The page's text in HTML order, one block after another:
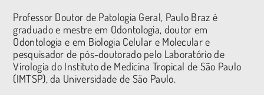
Professor Doutor de Patologia Geral, Paulo Braz é
graduado e mestre em Odontologia, doutor em
Odontologia e em Biologia Celular e Molecular e
pesquisador de pós-doutorado pelo Laboratório de
Virologia do Instituto de Medicina Tropical de São Paulo
(IMTSP), da Universidade de São Paulo.